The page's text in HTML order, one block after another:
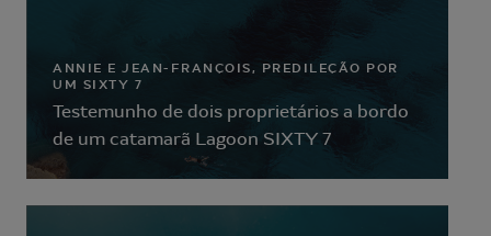
ANNIE E JEAN-FRANÇOIS, PREDILEÇÃO POR
UM SIXTY 7
Testemunho de dois proprietários a bordo
de um catamarã Lagoon SIXTY 7